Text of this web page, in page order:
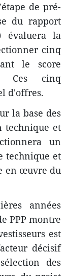
de pré-
du rapport
évaluera la
cinq
le score
Ces cinq
d'offres.
la base des
technique et
un
technique et
en œuvre du
années
PPP montre
est
décisif
des